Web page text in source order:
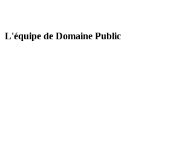
L'équipe de Domaine Public